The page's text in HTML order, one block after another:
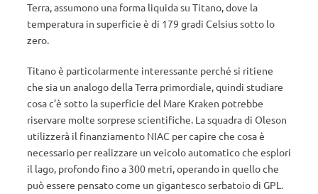
Terra, assumono una forma liquida su Titano, dove la
temperatura in superficie è di 179 gradi Celsius sotto lo
zero.
Titano è particolarmente interessante perché si ritiene
che sia un analogo della Terra primordiale, quindi studiare
cosa c’è sotto la superficie del Mare Kraken potrebbe
riservare molte sorprese scientifiche. La squadra di Oleson
utilizzerà il finanziamento NIAC per capire che cosa è
necessario per realizzare un veicolo automatico che esplori
il lago, profondo fino a 300 metri, operando in quello che
può essere pensato come un gigantesco serbatoio di GPL.